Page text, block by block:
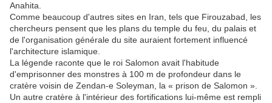
Anahita.
Comme beaucoup d'autres sites en Iran, tels que Firouzabad, les
chercheurs pensent que les plans du temple du feu, du palais et
de l'organisation générale du site auraient fortement influencé
l'architecture islamique.
La légende raconte que le roi Salomon avait l'habitude
d'emprisonner des monstres à 100 m de profondeur dans le
cratère voisin de Zendan-e Soleyman, la « prison de Salomon ».
Un autre cratère à l'intérieur des fortifications lui-même est rempli